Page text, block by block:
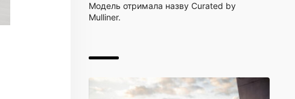
Модель отримала назву Curated by
Mulliner.